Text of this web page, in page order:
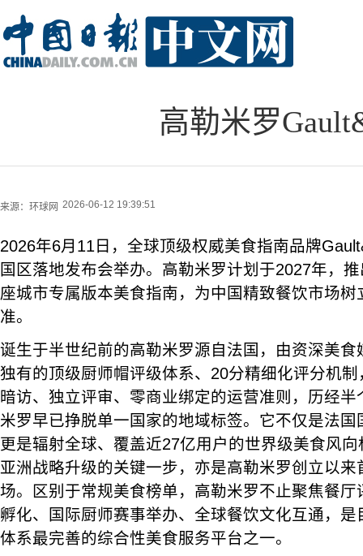
高勒米罗
来源： 环球网 2026-06-12 19:39:51
2026年6月11日，全球顶级权威美食指南品牌
国区落地发布会举办。高勒米罗计划于2027年，
座城市专属版本美食指南，为中国精致餐饮市场
准。
诞生于半世纪前的高勒米罗源自法国，由资深美
独有的顶级厨师帽评级体系、20分精细化评分机
暗访、独立评审、零商业绑定的运营准则，历经
米罗早已挣脱单一国家的地域标签。它不仅是法
更是辐射全球、覆盖近27亿用户的世界级美食风
亚洲战略升级的关键一步，亦是高勒米罗创立以
场。区别于常规美食榜单，高勒米罗不止聚焦餐
孵化、国际厨师赛事举办、全球餐饮文化互通，
体系最完善的综合性美食服务平台之一。